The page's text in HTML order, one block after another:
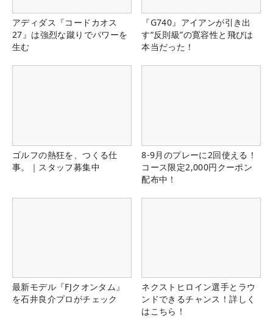
アディダス『コードカオス
27』は強烈な蹴りでパワーを
生む
『G740』アイアンが引き出
す“反則級”の寛容性と飛びは
本当だった！
ゴルフの熱狂を、つくる仕
事。｜スタッフ募集中
8-9月のプレーに2回使える！
コース限定2,000円クーポン
配布中！
最新モデル『FJクオンタム』
を石井良介プロがチェック
ネクストヒロイン選手とラウ
ンドできるチャンス！詳しく
はこちら！